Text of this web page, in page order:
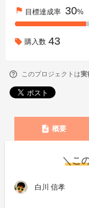
flag 目標達成率 30%
購入数 43
このプロジェクトは実
description 概要
＼こ
白川 信孝